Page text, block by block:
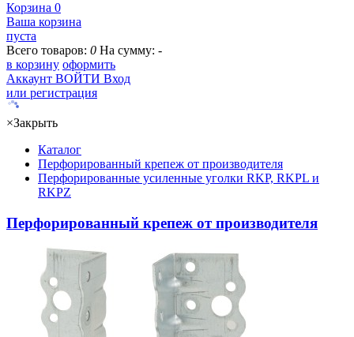
Корзина 0
Ваша корзина
пуста
Всего товаров: 0 На сумму: -
в корзину оформить
Аккаунт ВОЙТИ Вход
или регистрация
×Закрыть
Каталог
Перфорированный крепеж от производителя
Перфорированные усиленные уголки RKP, RKPL и
RKPZ
Перфорированный крепеж от производителя